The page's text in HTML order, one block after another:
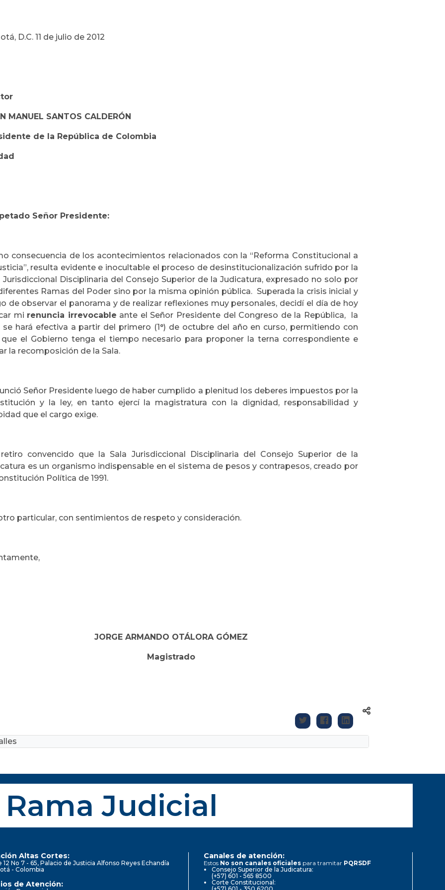
D.C. 11 de julio de 2012
MANUEL SANTOS CALDERÓN
de la República de Colombia
Señor Presidente:
consecuencia de los acontecimientos relacionados con la “Reforma Constitucional a
resulta evidente e inocultable el proceso de desinstitucionalización sufrido por la
Jurisdiccional Disciplinaria del Consejo Superior de la Judicatura, expresado no solo por
Ramas del Poder sino por la misma opinión pública. Superada la crisis inicial y
de observar el panorama y de realizar reflexiones muy personales, decidí el día de hoy
mi renuncia irrevocable ante el Señor Presidente del Congreso de la República, la
se hará efectiva a partir del primero (1°) de octubre del año en curso, permitiendo con
el Gobierno tenga el tiempo necesario para proponer la terna correspondiente e
la recomposición de la Sala.
Señor Presidente luego de haber cumplido a plenitud los deberes impuestos por la
y la ley, en tanto ejercí la magistratura con la dignidad, responsabilidad y
que el cargo exige.
convencido que la Sala Jurisdiccional Disciplinaria del Consejo Superior de la
es un organismo indispensable en el sistema de pesos y contrapesos, creado por
Política de 1991.
particular, con sentimientos de respeto y consideración.
JORGE ARMANDO OTÁLORA GÓMEZ
Magistrado
Rama Judicial
Altas Cortes:
12 No 7 - 65, Palacio de Justicia Alfonso Reyes Echandía
- Colombia
de Atención:
Canales de atención:
Estos No son canales oficiales para tramitar PQRSDF
Consejo Superior de la Judicatura:
(+57) 601 - 565 8500
Corte Constitucional: